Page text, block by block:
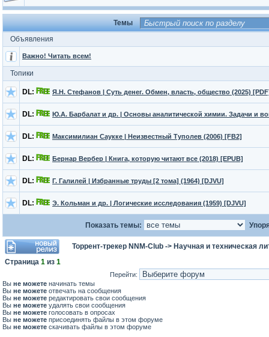
Темы
Объявления
Важно! Читать всем!
Топики
DL: Я.Н. Стефанов | Суть денег. Обмен, власть, общество (2025)
DL: Ю.А. Барбалат и др. | Основы аналитической химии. Задачи и
DL: Максимилиан Саукке | Неизвестный Туполев (2006) [FB2]
DL: Бернар Вербер | Книга, которую читают все (2018) [EPUB]
DL: Г. Галилей | Избранные труды [2 тома] (1964) [DJVU]
DL: Э. Кольман и др. | Логические исследования (1959) [DJVU]
Показать темы:
Торрент-трекер NNM-Club -> Научная и техническая
Страница 1 из 1
Перейти:
Вы не можете начинать темы
Вы не можете отвечать на сообщения
Вы не можете редактировать свои сообщения
Вы не можете удалять свои сообщения
Вы не можете голосовать в опросах
Вы не можете присоединять файлы в этом форуме
Вы не можете скачивать файлы в этом форуме